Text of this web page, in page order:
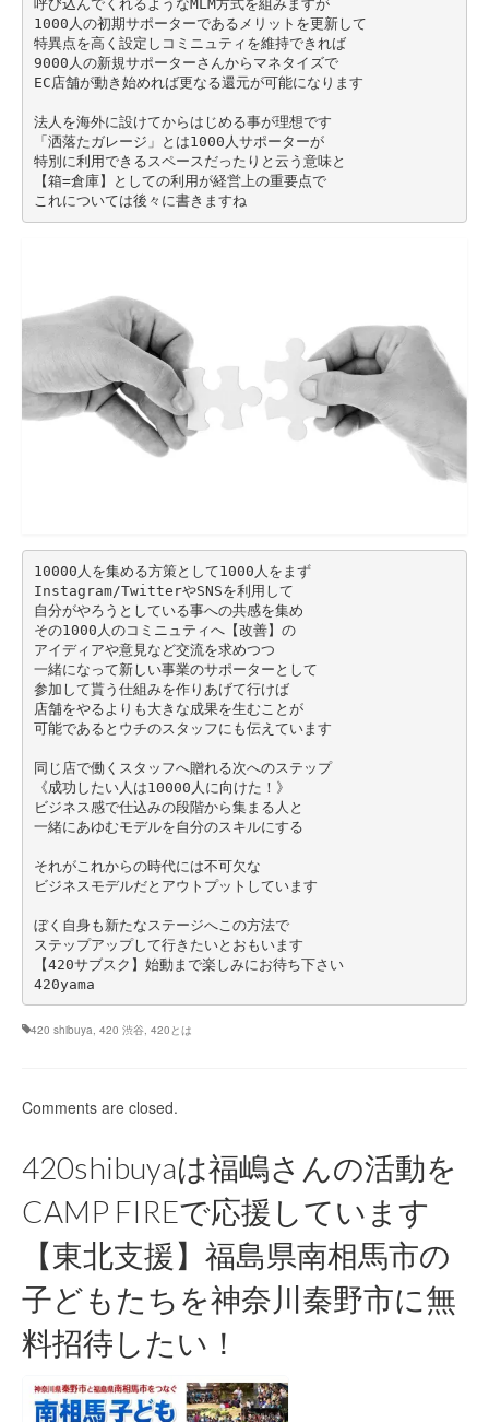
呼び込んでくれるようなMLM方式を組みますが
1000人の初期サポーターであるメリットを更新して
特異点を高く設定しコミニュティを維持できれば
9000人の新規サポーターさんからマネタイズで
EC店舗が動き始めれば更なる還元が可能になります
法人を海外に設けてからはじめる事が理想です
「洒落たガレージ」とは1000人サポーターが
特別に利用できるスペースだったりと云う意味と
【箱=倉庫】としての利用が経営上の重要点で
これについては後々に書きますね
10000人を集める方策として1000人をまず
Instagram/TwitterやSNSを利用して
自分がやろうとしている事への共感を集め
その1000人のコミニュティへ【改善】の
アイディアや意見など交流を求めつつ
一緒になって新しい事業のサポーターとして
参加して貰う仕組みを作りあげて行けば
店舗をやるよりも大きな成果を生むことが
可能であるとウチのスタッフにも伝えています
同じ店で働くスタッフへ贈れる次へのステップ
《成功したい人は10000人に向けた！》
ビジネス感で仕込みの段階から集まる人と
一緒にあゆむモデルを自分のスキルにする
それがこれからの時代には不可欠な
ビジネスモデルだとアウトプットしています
ぼく自身も新たなステージへこの方法で
ステップアップして行きたいとおもいます
【420サブスク】始動まで楽しみにお待ち下さい
420yama
420 shibuya, 420 渋谷, 420とは
Comments are closed.
420shibuyaは福嶋さんの活動を
CAMP FIREで応援しています
【東北支援】福島県南相馬市の
子どもたちを神奈川秦野市に無
料招待したい！